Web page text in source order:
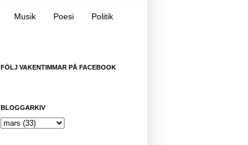
Musik Poesi Politik
FÖLJ VAKENTIMMAR PÅ FACEBOOK
BLOGGARKIV